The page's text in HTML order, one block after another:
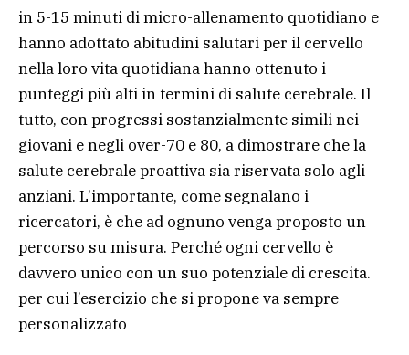
in 5-15 minuti di micro-allenamento quotidiano e
hanno adottato abitudini salutari per il cervello
nella loro vita quotidiana hanno ottenuto i
punteggi più alti in termini di salute cerebrale. Il
tutto, con progressi sostanzialmente simili nei
giovani e negli over-70 e 80, a dimostrare che la
salute cerebrale proattiva sia riservata solo agli
anziani. L’importante, come segnalano i
ricercatori, è che ad ognuno venga proposto un
percorso su misura. Perché ogni cervello è
davvero unico con un suo potenziale di crescita.
per cui l’esercizio che si propone va sempre
personalizzato